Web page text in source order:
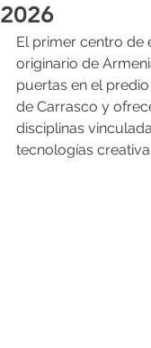
2026
El primer centro de
originario de
puertas en el
de Carrasco y
disciplinas
tecnologías